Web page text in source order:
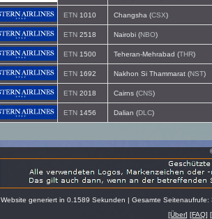
ETN 1010 Changsha (CSX)
ETN 2518 Nairobi (NBO)
ETN 1500 Teheran-Mehrabad (THR)
ETN 1692 Nakhon Si Thammarat (NST)
ETN 2018 Cairns (CNS)
ETN 1456 Dalian (DLC)
Website generiert in 0.1589 Sekunden | Gesamte
[Über] [FAQ] [